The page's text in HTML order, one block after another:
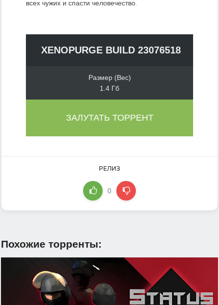
всех чужих и спасти человечество.
XENOPURGE BUILD 23076518
Размер (Вес)
1.4 Гб
ЗАЛУТАТЬ ТОРРЕНТ
РЕЛИЗ
0
Похожие торренты: